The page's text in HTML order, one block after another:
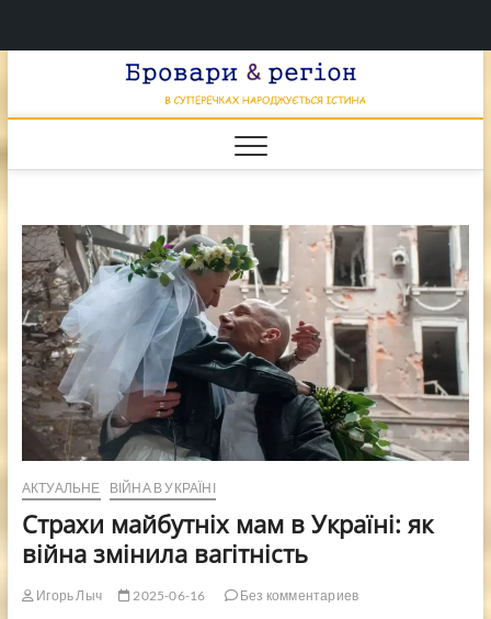
НАРОДЖУЄТЬСЯ
АКТУАЛЬНЕ ВІЙНА В УКРАЇНІ
Страхи майбутніх мам в Україні: як
війна змінила вагітність
Игорь Лыч 2025-06-16 Без комментариев